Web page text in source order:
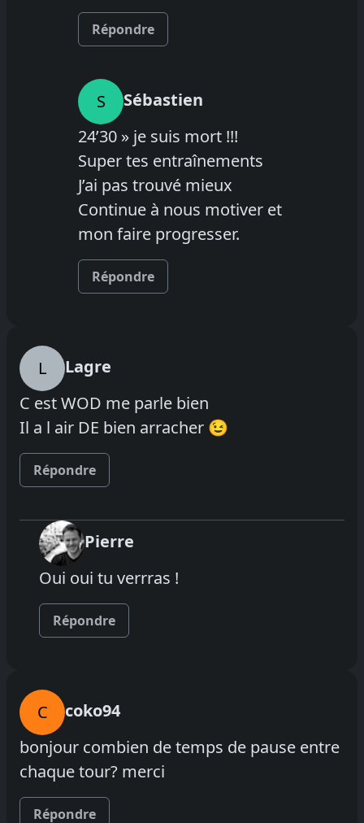
Répondre
S
Sébastien
24’30 » je suis mort !!!
Super tes entraînements
J’ai pas trouvé mieux
Continue à nous motiver et
mon faire progresser.
Répondre
L
Lagre
C est WOD me parle bien
Il a l air DE bien arracher 😉
Répondre
Pierre
Oui oui tu verrras !
Répondre
C
coko94
bonjour combien de temps de pause entre
chaque tour? merci
Répondre